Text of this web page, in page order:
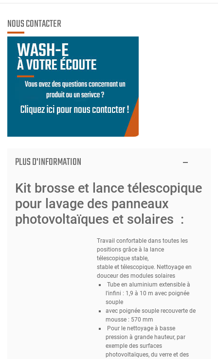
NOUS CONTACTER
PLUS D'INFORMATION
Kit brosse et lance télescopique
pour lavage des panneaux
photovoltaïques et solaires :
Travail confortable dans toutes les
positions grâce à la lance
télescopique stable,
stable et télescopique. Nettoyage en
douceur des modules solaires
Tube en aluminium extensible à
l'infini : 1,9 à 10 m avec poignée
souple
avec poignée souple recouverte de
mousse : 570 mm
Pour le nettoyage à basse
pression à grande hauteur, par
exemple des surfaces
photovoltaïques, du verre et des